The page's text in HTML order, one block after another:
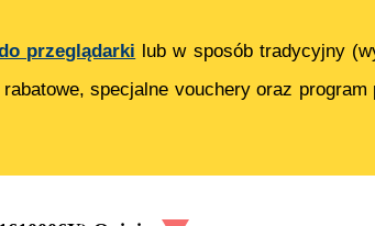
przeglądarki lub w sposób tradycyjny
specjalne vouchery oraz